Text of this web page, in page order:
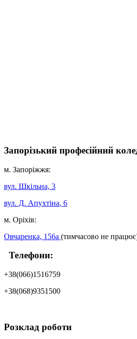
Запорізький професійний
м. Запоріжжя:
вул. Шкільна, 3
вул. Д. Апухтіна, 6
м. Оріхів:
Овчаренка, 156а (тимчасово не
Телефони:
+38(066)1516759
+38(068)9351500
Розклад роботи